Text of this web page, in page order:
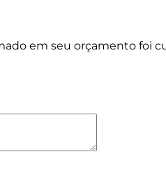
em seu orçamento foi